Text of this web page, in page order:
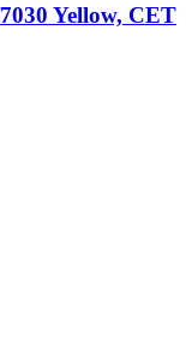
Yellow, CET